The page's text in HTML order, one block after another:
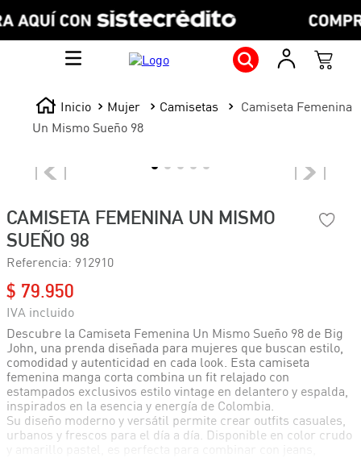
Mujer Camisetas
Camiseta Femenina
Un Mismo Sueño 98
CAMISETA FEMENINA UN MISMO
SUEÑO 98
Referencia: 912910
$ 79 950
Descubre la Camiseta Femenina Un Mismo Sueño 98 de Big
John, una prenda diseñada para mujeres que buscan estilo,
comodidad y autenticidad en cada look. Esta camiseta
femenina manga corta combina un fit relajado con
estampados exclusivos estilo vintage en delantero y espalda,
inspirados en la esencia y energía de Colombia.
Su diseño moderno y versátil permite crear outfits casuales,
urbanos y frescos para el día a día. Disponible en color crudo
y amarillo pastel, es perfecta para combinar con jeans,